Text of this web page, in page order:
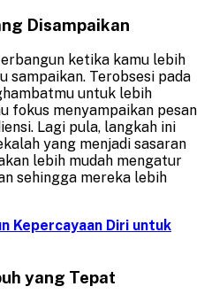
Disampaikan
ketika kamu lebih
sampaikan. Terobsesi pada
untuk lebih
fokus menyampaikan pesan
Lagi pula, langkah ini
yang menjadi sasaran
lebih mudah mengatur
sehingga mereka lebih
Kepercayaan Diri untuk
yang Tepat